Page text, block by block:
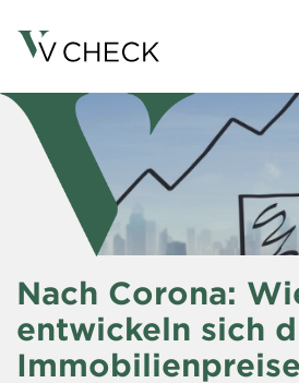
Nach Corona:
entwickeln sich